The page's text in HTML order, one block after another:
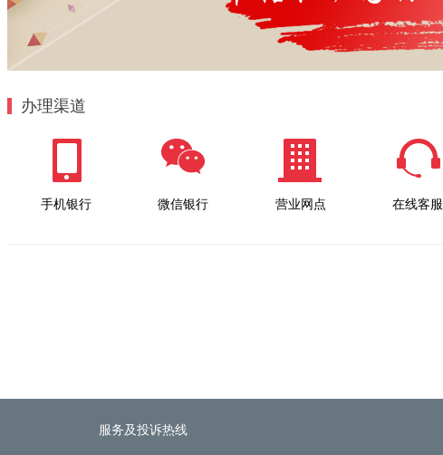
办理渠道
手机银行 微信银行 营业网点 在线客服
服务及投诉热线